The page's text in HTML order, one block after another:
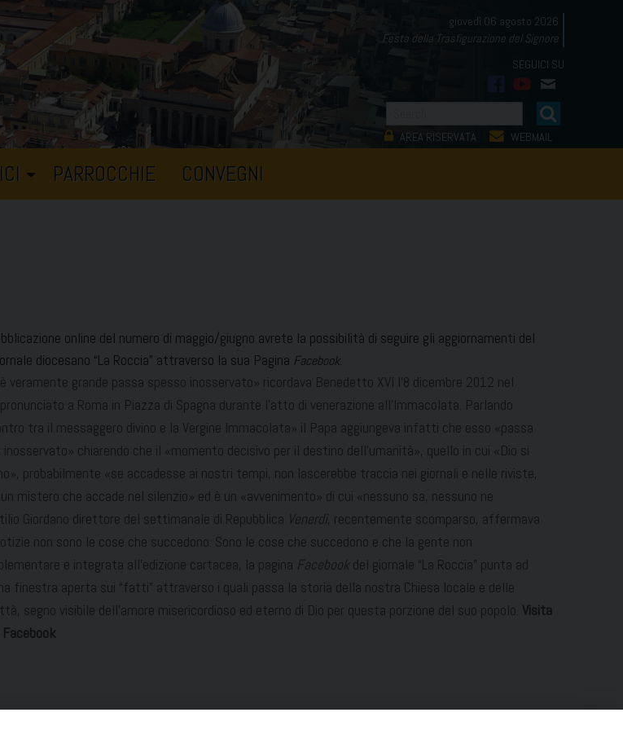
giovedì 06 agosto 2026
Festa della Trasfigurazione del Signore
facebook
youtube
mail
AREA RISERVATA WEBMAIL
PARROCCHIE CONVEGNI
online del numero di maggio/giugno avrete la possibilità di seguire gli aggiornamenti del
diocesano “La Roccia” attraverso la sua Pagina Facebook.
è veramente grande passa spesso inosservato» ricordava Benedetto XVI l’8 dicembre 2012 nel
a Roma in Piazza di Spagna durante l’atto di venerazione all’Immacolata. Parlando
tra il messaggero divino e la Vergine Immacolata» il Papa aggiungeva infatti che esso «passa
chiarendo che il «momento decisivo per il destino dell’umanità», quello in cui «Dio si
probabilmente «se accadesse ai nostri tempi, non lascerebbe traccia nei giornali e nelle riviste,
mistero che accade nel silenzio» ed è un «avvenimento» di cui «nessuno sa, nessuno ne
Giordano direttore del settimanale di Repubblica Venerdì, recentemente scomparso, affermava
non sono le cose che succedono. Sono le cose che succedono e che la gente non
e integrata all’edizione cartacea, la pagina Facebook del giornale “La Roccia” punta ad
finestra aperta sui “fatti” attraverso i quali passa la storia della nostra Chiesa locale e delle
segno visibile dell’amore misericordioso ed eterno di Dio per questa porzione del suo popolo. Visita